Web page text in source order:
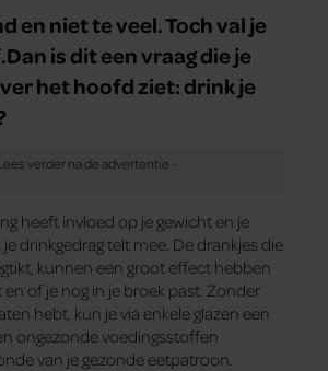
en niet te veel. Toch val je
is dit een vraag die je
het hoofd ziet: drink je
heeft invloed op je gewicht en je
drinkgedrag telt mee. De drankjes die
kunnen een groot effect hebben
en of je nog in je broek past. Zonder
hebt, kun je via enkele glazen een
ongezonde voedingsstoffen
van je gezonde eetpatroon.